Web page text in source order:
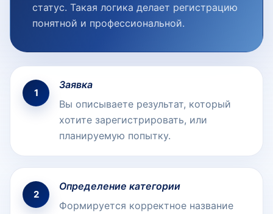
статус. Такая логика делает регистрацию
понятной и профессиональной.
1
Заявка
Вы описываете результат, который
хотите зарегистрировать, или
планируемую попытку.
2
Определение категории
Формируется корректное название